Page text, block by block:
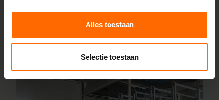
Alles toestaan
Selectie toestaan
vakmensen direct voor je klaar.
Lees meer over onze fabriek